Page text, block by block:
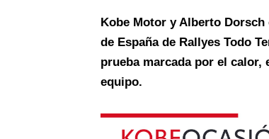
Kobe Motor y Alberto
de España de Rallyes Todo
prueba marcada por el
equipo.